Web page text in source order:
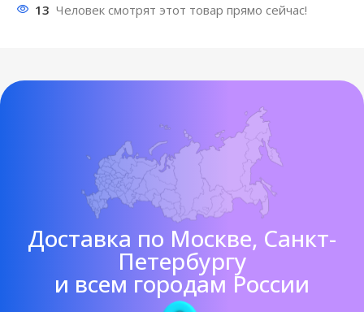
13 Человек смотрят этот товар прямо сейчас!
Доставка по Москве, Санкт-
Петербургу
и всем городам России